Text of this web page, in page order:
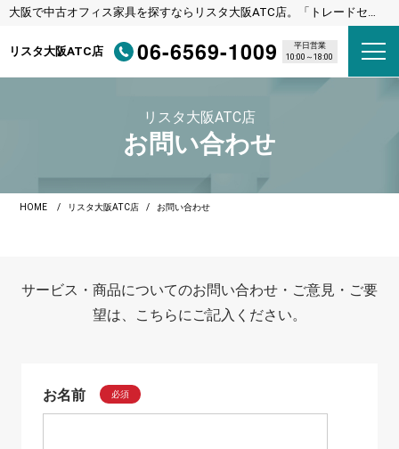
大阪で中古オフィス家具を探すならリスタ大阪ATC店。「トレードセン
リスタ大阪ATC店
06-6569-1009
平日営業
10:00～18:00
リスタ大阪ATC店
お問い合わせ
HOME リスタ大阪ATC店 お問い合わせ
サービス・商品についてのお問い合わせ・ご意見・ご要
望は、こちらにご記入ください。
お名前 必須